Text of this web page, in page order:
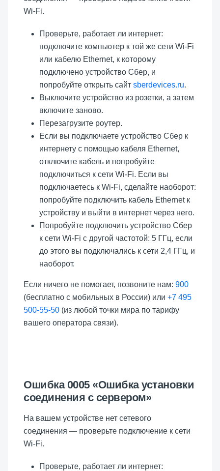
Wi-Fi.
Проверьте, работает ли интернет:
подключите компьютер к той же сети Wi-Fi
или кабелю Ethernet, к которому
подключено устройство Сбер, и
попробуйте открыть сайт sberdevices.ru.
Выключите устройство из розетки, а затем
включите заново.
Перезагрузите роутер.
Если вы подключаете устройство Сбер к
интернету с помощью кабеля Ethernet,
отключите кабель и попробуйте
подключиться к сети Wi-Fi. Если вы
подключаетесь к Wi-Fi, сделайте наоборот:
попробуйте подключить кабель Ethernet к
устройству и выйти в интернет через него.
Попробуйте подключить устройство Сбер
к сети Wi-Fi с другой частотой: 5 ГГц, если
до этого вы подключались к сети 2,4 ГГц, и
наоборот.
Если ничего не помогает, позвоните нам: 900
(бесплатно с мобильных в России) или +7 495
500-55-50 (из любой точки мира по тарифу
вашего оператора связи).
Ошибка 0005 «Ошибка установки
соединения с сервером»
На вашем устройстве нет сетевого
соединения — проверьте подключение к сети
Wi-Fi.
Проверьте, работает ли интернет: